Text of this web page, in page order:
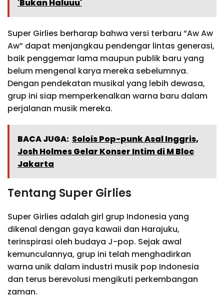
'Bukan Haluuu'
Super Girlies berharap bahwa versi terbaru “Aw Aw
Aw” dapat menjangkau pendengar lintas generasi,
baik penggemar lama maupun publik baru yang
belum mengenal karya mereka sebelumnya.
Dengan pendekatan musikal yang lebih dewasa,
grup ini siap memperkenalkan warna baru dalam
perjalanan musik mereka.
BACA JUGA: Solois Pop-punk Asal Inggris,
Josh Holmes Gelar Konser Intim di M Bloc
Jakarta
Tentang Super Girlies
Super Girlies adalah girl grup Indonesia yang
dikenal dengan gaya kawaii dan Harajuku,
terinspirasi oleh budaya J-pop. Sejak awal
kemunculannya, grup ini telah menghadirkan
warna unik dalam industri musik pop Indonesia
dan terus berevolusi mengikuti perkembangan
zaman.